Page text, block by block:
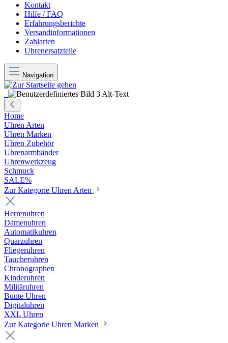
Kontakt
Hilfe / FAQ
Erfahrungsberichte
Versandinformationen
Zahlarten
Uhrenersatzteile
Navigation
Home
Uhren Arten
Uhren Marken
Uhren Zubehör
Uhrenarmbänder
Uhrenwerkzeug
Schmuck
SALE%
Zur Kategorie Uhren Arten
Herrenuhren
Damenuhren
Automatikuhren
Quarzuhren
Fliegeruhren
Taucheruhren
Chronographen
Kinderuhren
Militäruhren
Bunte Uhren
Digitaluhren
XXL Uhren
Zur Kategorie Uhren Marken